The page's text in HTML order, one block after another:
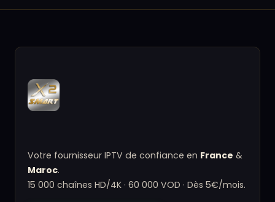
Votre fournisseur IPTV de confiance en France &
Maroc.
15 000 chaînes HD/4K · 60 000 VOD · Dès 5€/mois.